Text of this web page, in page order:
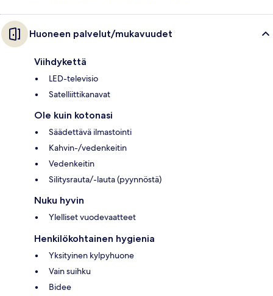
Huoneen palvelut/mukavuudet
Viihdykettä
LED-televisio
Satelliittikanavat
Ole kuin kotonasi
Säädettävä ilmastointi
Kahvin-/vedenkeitin
Vedenkeitin
Silitysrauta/-lauta (pyynnöstä)
Nuku hyvin
Ylelliset vuodevaatteet
Henkilökohtainen hygienia
Yksityinen kylpyhuone
Vain suihku
Bidee